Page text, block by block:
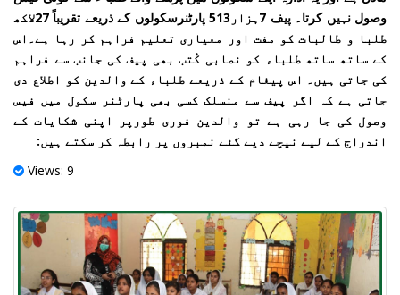
وصول نہیں کرتا۔ پیف 7ہزار513 پارٹنرسکولوں کے ذریعے تقریباً 27لاکھ
طلبا و طالبات کو مفت اور معیاری تعلیم فراہم کر رہا ہے۔اس
کے ساتھ ساتھ طلباء کو نصابی کُتب بھی پیف کی جانب سے فراہم
کی جاتی ہیں۔ اس پیغام کے ذریعے طلباء کے والدین کو اطلاع دی
جاتی ہے کہ اگر پیف سے منسلک کسی بھی پارٹنر سکول میں فیس
وصول کی جا رہی ہے تو والدین فوری طورپر اپنی شکایات کے
اندراج کے لیے نیچے دیے گئے نمبروں پر رابطہ کر سکتے ہیں:
Views: 9